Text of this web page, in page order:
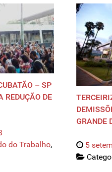
– SP
REDUÇÃO DE
do Trabalho,
GRANDE
5